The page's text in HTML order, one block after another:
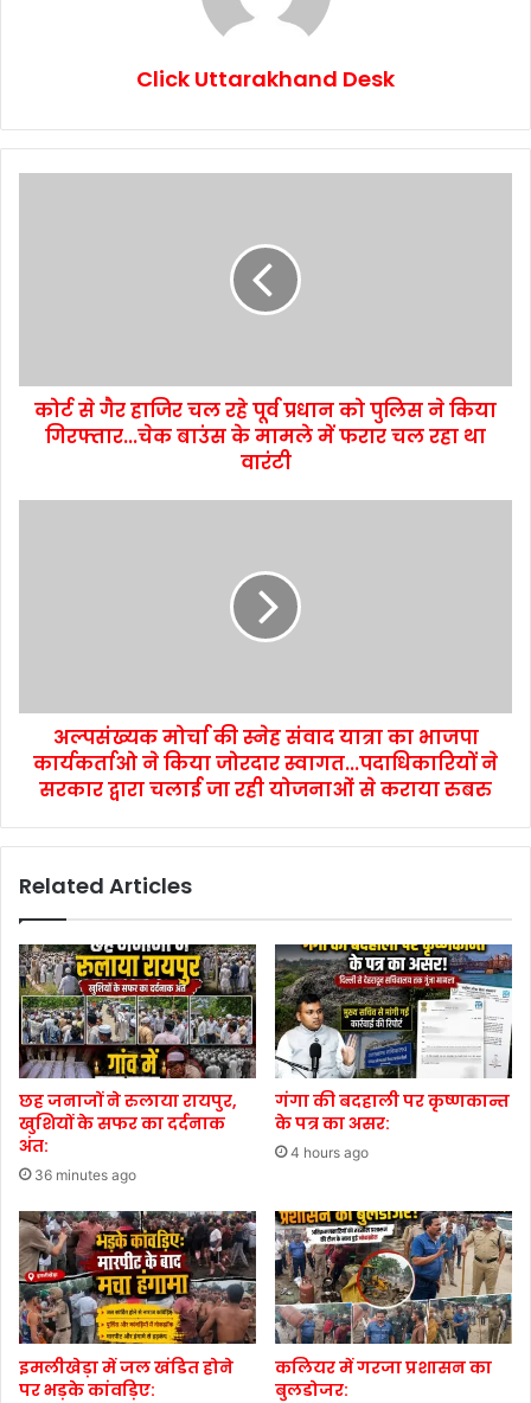
Click Uttarakhand Desk
कोर्ट से गैर हाजिर चल रहे पूर्व प्रधान को पुलिस ने किया
गिरफ्तार...चेक बाउंस के मामले में फरार चल रहा था
वारंटी
अल्पसंख्यक मोर्चा की स्नेह संवाद यात्रा का भाजपा
कार्यकर्ताओ ने किया जोरदार स्वागत...पदाधिकारियों ने
सरकार द्वारा चलाई जा रही योजनाओं से कराया रुबरु
Related Articles
छह जनाजों ने रुलाया रायपुर,
खुशियों के सफर का दर्दनाक
अंत:
36 minutes ago
गंगा की बदहाली पर कृष्णकान्त
के पत्र का असर:
4 hours ago
इमलीखेड़ा में जल खंडित होने
पर भड़के कांवड़िए:
कलियर में गरजा प्रशासन का
बुलडोजर: